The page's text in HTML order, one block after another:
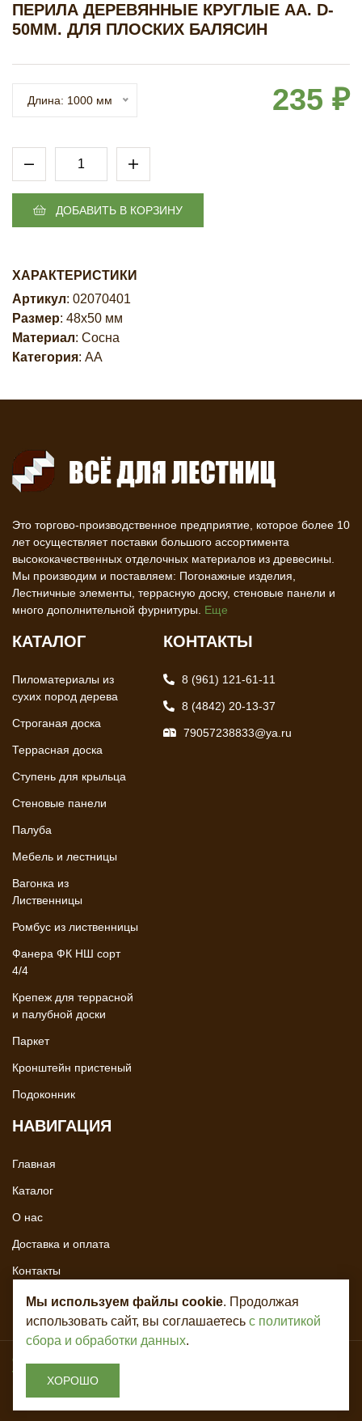
ПЕРИЛА ДЕРЕВЯННЫЕ КРУГЛЫЕ AA. D-
50ММ. ДЛЯ ПЛОСКИХ БАЛЯСИН
Длина: 1000 мм 235 ₽
ДОБАВИТЬ В КОРЗИНУ
ХАРАКТЕРИСТИКИ
Артикул: 02070401
Размер: 48х50 мм
Материал: Сосна
Категория: АА
Это торгово-производственное предприятие, которое более 10
лет осуществляет поставки большого ассортимента
высококачественных отделочных материалов из древесины.
Мы производим и поставляем: Погонажные изделия,
Лестничные элементы, террасную доску, стеновые панели и
много дополнительной фурнитуры. Еще
КАТАЛОГ
Пиломатериалы из
сухих пород дерева
Строганая доска
Террасная доска
Ступень для крыльца
Стеновые панели
Палуба
Мебель и лестницы
Вагонка из
Лиственницы
Ромбус из лиственницы
Фанера ФК НШ сорт
4/4
Крепеж для террасной
и палубной доски
Паркет
Кронштейн пристеный
Подоконник
НАВИГАЦИЯ
Главная
Каталог
О нас
Доставка и оплата
Контакты
КОНТАКТЫ
8 (961) 121-61-11
8 (4842) 20-13-37
79057238833@ya.ru
Copyright © 2020 - 2026. Всё для лестниц. Разработка и продвижение -
Vegas Studio
Мы используем файлы cookie. Продолжая
использовать сайт, вы соглашаетесь с политикой
сбора и обработки данных.
ХОРОШО